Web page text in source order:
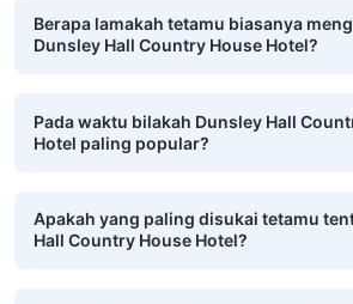
Berapa lamakah tetamu biasanya
Dunsley Hall Country House Hotel?
Pada waktu bilakah Dunsley Hall
Hotel paling popular?
Apakah yang paling disukai tetamu
Hall Country House Hotel?